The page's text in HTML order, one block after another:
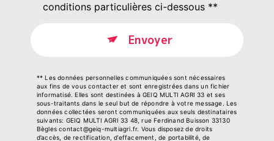
conditions particulières ci-dessous **
Envoyer
** Les données personnelles communiquées sont nécessaires
aux fins de vous contacter et sont enregistrées dans un fichier
informatisé. Elles sont destinées à GEIQ MULTI AGRI 33 et ses
sous-traitants dans le seul but de répondre à votre message. Les
données collectées seront communiquées aux seuls destinataires
suivants: GEIQ MULTI AGRI 33 48, rue Ferdinand Buisson 33130
Bègles contact@geiq-multiagri.fr. Vous disposez de droits
d’accès, de rectification, d’effacement, de portabilité, de